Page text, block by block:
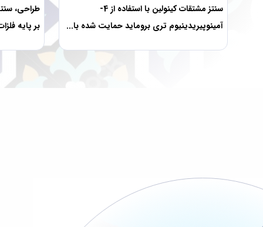
سنتز مشتقات کینولین با استفاده از 4-
آمینوپیریدینیوم تری بروماید حمایت شده با...
طراحی،
بر پایه
دانشجویان ارشد